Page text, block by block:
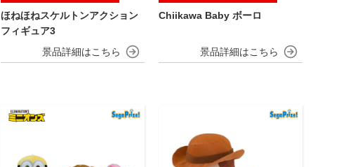
ほねほねスケルトンアクション
フィギュア3
Chiikawa Baby ボーロ